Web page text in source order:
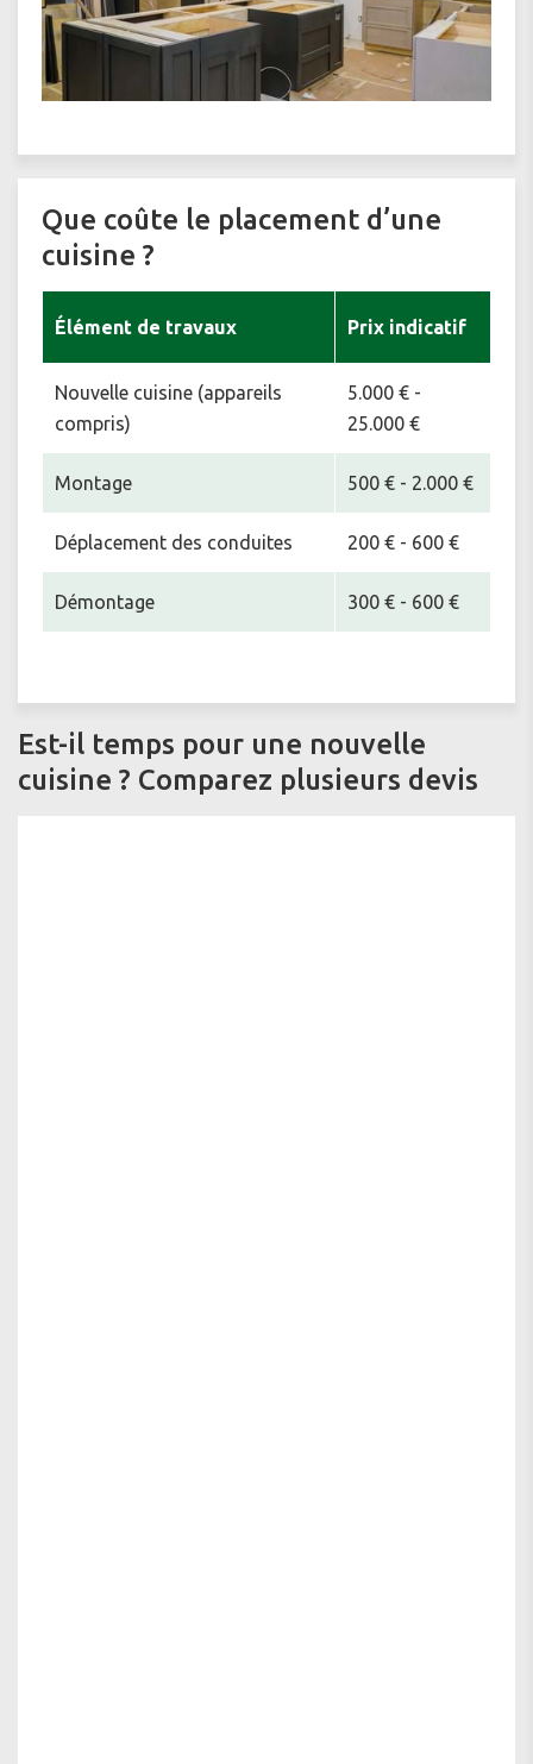
Que coûte le placement d’une
cuisine ?
Élément de travaux Prix indicatif
Nouvelle cuisine (appareils
compris)
5.000 € -
25.000 €
Montage 500 € - 2.000 €
Déplacement des conduites 200 € - 600 €
Démontage 300 € - 600 €
Est-il temps pour une nouvelle
cuisine ? Comparez plusieurs devis